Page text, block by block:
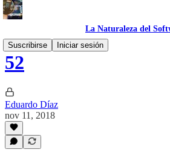
La Naturaleza del
Suscribirse
Iniciar sesión
52
Eduardo Díaz
nov 11, 2018